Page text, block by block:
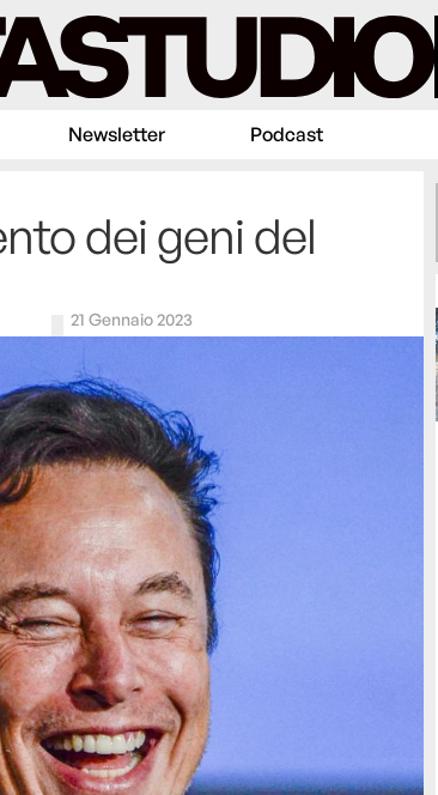
Newsletter Podcast
dei geni del
21 Gennaio 2023